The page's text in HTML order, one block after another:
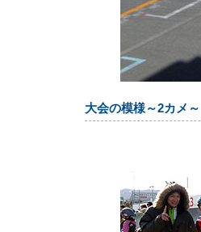
大会の模様～2カメ～